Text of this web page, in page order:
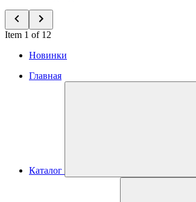
Item 1 of 12
Новинки
Главная
Каталог